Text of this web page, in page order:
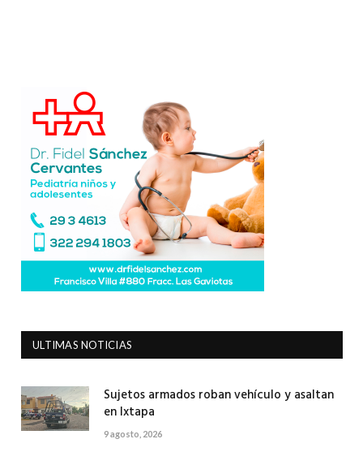
ULTIMAS NOTICIAS
Sujetos armados roban vehículo y asaltan
en Ixtapa
9 agosto, 2026